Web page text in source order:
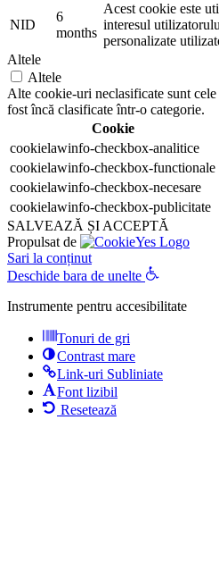
NID
6
months
Acest cookie este
interesul
personalizate
Altele
Altele
Alte cookie-uri neclasificate sunt cele
fost încă clasificate într-o categorie.
Cookie
cookielawinfo-checkbox-analitice
cookielawinfo-checkbox-functionale
cookielawinfo-checkbox-necesare
cookielawinfo-checkbox-publicitate
SALVEAZĂ ȘI ACCEPTĂ
Propulsat de
Sari la conținut
Deschide bara de unelte
Instrumente pentru accesibilitate
Tonuri de gri
Contrast mare
Link-uri Subliniate
Font lizibil
Resetează